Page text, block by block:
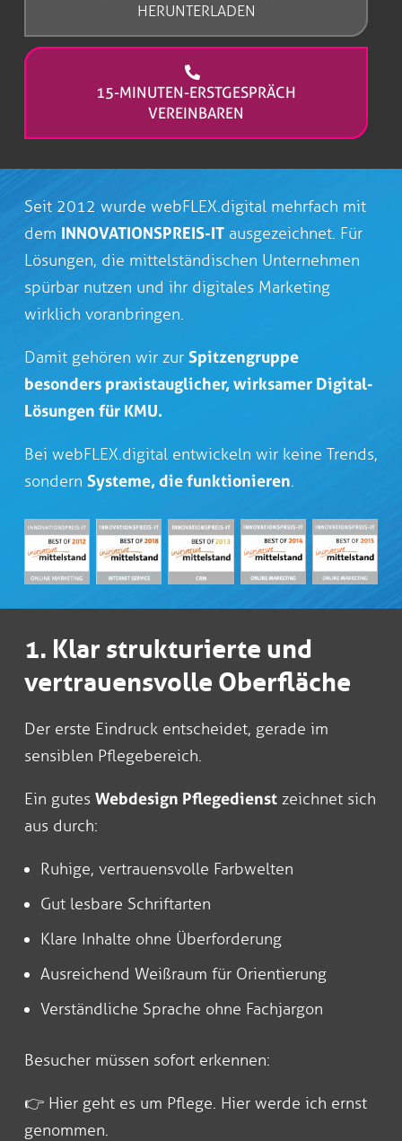
HERUNTERLADEN
15-MINUTEN-ERSTGESPRÄCH
VEREINBAREN
Seit 2012 wurde webFLEX.digital mehrfach mit
dem INNOVATIONSPREIS-IT ausgezeichnet. Für
Lösungen, die mittelständischen Unternehmen
spürbar nutzen und ihr digitales Marketing
wirklich voranbringen.
Damit gehören wir zur Spitzengruppe
besonders praxistauglicher, wirksamer Digital-
Lösungen für KMU.
Bei webFLEX.digital entwickeln wir keine Trends,
sondern Systeme, die funktionieren.
1. Klar strukturierte und
vertrauensvolle Oberfläche
Der erste Eindruck entscheidet, gerade im
sensiblen Pflegebereich.
Ein gutes Webdesign Pflegedienst zeichnet sich
aus durch:
Ruhige, vertrauensvolle Farbwelten
Gut lesbare Schriftarten
Klare Inhalte ohne Überforderung
Ausreichend Weißraum für Orientierung
Verständliche Sprache ohne Fachjargon
Besucher müssen sofort erkennen:
👉 Hier geht es um Pflege. Hier werde ich ernst
genommen.